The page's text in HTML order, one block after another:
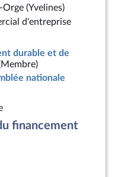
(Yvelines)
d'entreprise
durable et de
nationale
financement